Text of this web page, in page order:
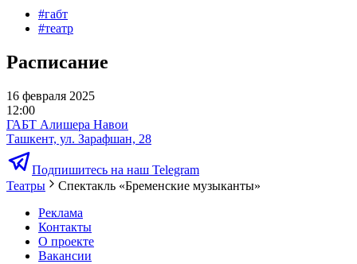
#габт
#театр
Расписание
16 февраля 2025
12:00
ГАБТ Алишера Навои
Ташкент, ул. Зарафшан, 28
Подпишитесь на наш Telegram
Театры
Спектакль «Бременские музыканты»
Реклама
Контакты
О проекте
Вакансии